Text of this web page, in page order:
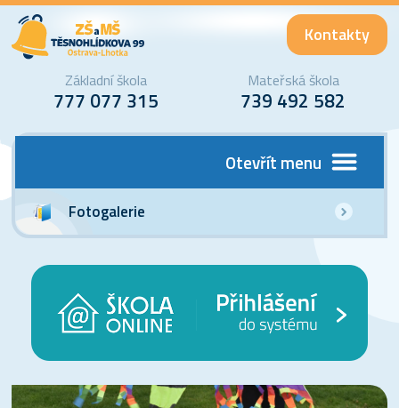
Kontakty
Základní škola
777 077 315
Mateřská škola
739 492 582
Otevřít menu
Fotogalerie